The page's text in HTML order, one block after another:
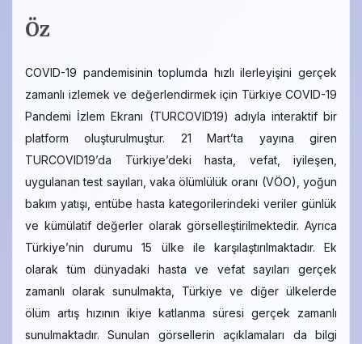
Öz
COVID-19 pandemisinin toplumda hızlı ilerleyişini gerçek
zamanlı izlemek ve değerlendirmek için Türkiye COVID-19
Pandemi İzlem Ekranı (TURCOVID19) adıyla interaktif bir
platform oluşturulmuştur. 21 Mart’ta yayına giren
TURCOVID19’da Türkiye’deki hasta, vefat, iyileşen,
uygulanan test sayıları, vaka ölümlülük oranı (VÖO), yoğun
bakım yatışı, entübe hasta kategorilerindeki veriler günlük
ve kümülatif değerler olarak görselleştirilmektedir. Ayrıca
Türkiye’nin durumu 15 ülke ile karşılaştırılmaktadır. Ek
olarak tüm dünyadaki hasta ve vefat sayıları gerçek
zamanlı olarak sunulmakta, Türkiye ve diğer ülkelerde
ölüm artış hızının ikiye katlanma süresi gerçek zamanlı
sunulmaktadır. Sunulan görsellerin açıklamaları da bilgi